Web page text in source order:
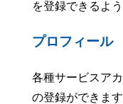
を登録できるよ
プロフィール
各種サービスア
の登録ができます